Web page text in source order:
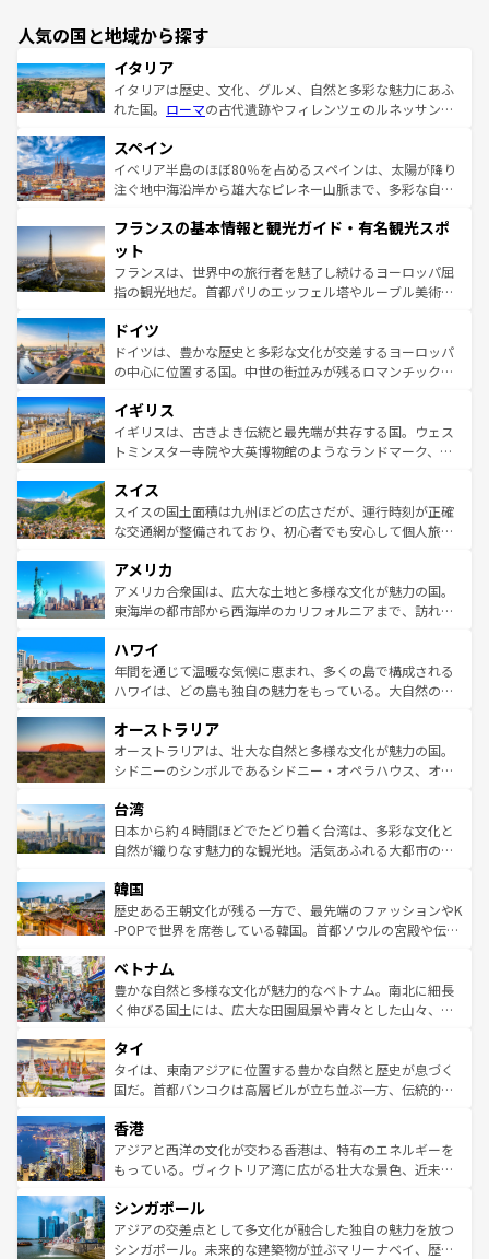
人気の国と地域から探す
イタリア
イタリアは歴史、文化、グルメ、自然と多彩な魅力にあふ
れた国。 ローマの古代遺跡やフィレンツェのルネッサンス
ろん、トスカーナの美しい田園風景やアマルフィ海岸の絶
景など、自然景観も見逃せない。観光の合間には、本場の
ピザやパスタなど、絶品のイタリア料理を堪能することも
ませてくれるイタリアで、忘れられない旅をしてみよう！
なお、新着のイタリア情報は
しい。
スペイン
イベリア半島のほぼ80％を占めるスペインは、太陽が降り
注ぐ地中海沿岸から雄大なピレネー山脈まで、多彩な自然
文化が根付くこの国では、情熱的なフラメンコ、熱気あふ
れる闘牛、そして美味しいタパスが生活の一部となってい
る。首都マドリードの洗練された雰囲気や、バルセロナの
アートに溢れた街角から、地方では古代ローマ遺跡や中世
せる。地方によって風土や気候が異なるスペインはその個
性で訪れる人を魅了する。 なお、新着のスペイン情報は コ
ンテンツ一覧を参照してほしい。
フランスの基本情報と観光ガイド・有名観光スポ
ット
フランスは、世界中の旅行者を魅了し続けるヨーロッパ屈
指の観光地だ。首都パリのエッフェル塔やルーブル美術館
で、幅広い魅力が詰まっている。華麗な宮殿、歴史的な大
聖堂、美しいビーチ、そして豊かな自然が、訪れる者を心
から魅了する。また、フランスは美食の国としても知ら
いる。シャンパンの発祥地であるランス、プロヴァンスの
香り高いラベンダー畑など、多彩な楽しみ方が可能だ。さ
らに、パリ以外の地域にも魅力が溢れており、どの街角に
れる地方に足を運ぶとそれぞれで全く異なる文化を体験で
きるだろう。 なお、新着のフランス情報はコンテンツ一覧
を参照してほしい。
ドイツ
ドイツは、豊かな歴史と多彩な文化が交差するヨーロッパ
の中心に位置する国。中世の街並みが残るロマンチック街
顔を持つこの国は、どこを歩いても飽きることがない。ベ
ルリンの文化的活気、バイエルン州のアルプスの絶景、そ
してライン川沿いのワイン畑といった風景は必見。ビール
は、お酒好きな人にはぜひ体験してほしい。 なお、新着の
ドイツ情報はコンテンツ一覧を参照してほしい。
イギリス
イギリスは、古きよき伝統と最先端が共存する国。ウェス
トミンスター寺院や大英博物館のようなランドマーク、歴
リアごとに異なる魅力がある。また、優雅なアフタヌーン
ティー、ビール好きにはたまらない英国パブ、サッカー観
戦など、本場だからこそできる体験も豊富。イギリスを旅
ンツ一覧を参照してほしい。
スイス
スイスの国土面積は九州ほどの広さだが、運行時刻が正確
な交通網が整備されており、初心者でも安心して個人旅行
の建物がそのまま残る町や、スイスならではのユニークな
博物館もあり、アルプス観光だけでなく町歩きも満喫する
ことができる。国民の所得が高いため物価も高いが、旅行
ば市内交通費無料で観光を楽しむこともできる。 なお、新
着のスイス情報はコンテンツ一覧 を参照してほしい。
アメリカ
アメリカ合衆国は、広大な土地と多様な文化が魅力の国。
東海岸の都市部から西海岸のカリフォルニアまで、訪れる
のような巨大都市は、観光、ショッピング、エンターテイ
ンメントが詰まった刺激的なスポットだ。一方、アメリカ
西部には大自然が広がり、グランドキャニオンやイエロー
部のニューオーリンズでは、音楽と美食が融合した独特の
文化が魅力。旅行者はアメリカの各地域で異なる魅力を楽
しみながら、その多様性と豊かな歴史を感じることができ
ならではの贅沢な旅のスタイルだ。 なお、新着のアメリカ
情報はコンテンツ一覧を参照してほしい。
ハワイ
年間を通じて温暖な気候に恵まれ、多くの島で構成される
ハワイは、どの島も独自の魅力をもっている。大自然の神
ワイ島は見逃せない。また、定番の観光地といえばオアフ
島だが、静かな自然を求めるならマウイ島やカウアイ島が
おすすめ。エメラルドグリーンに輝く海をはじめ、豊かな
れるおもてなしの心で訪れる人々を迎えてくれるハワイの
人々、おいしいローカルフードやハワイアンミュージッ
ク、伝統的なフラダンスなど、すべてがハワイの魅力を彩
ワイを、存分に味わってほしい。 なお、新着のハワイ情報
はコンテンツ一覧を参照してほしい。
オーストラリア
オーストラリアは、壮大な自然と多様な文化が魅力の国。
シドニーのシンボルであるシドニー・オペラハウス、オー
リアリーフや大陸中央部にそびえるウルル（エアーズロッ
ク）、タスマニアの美しい原生林やケアンズの熱帯雨林な
ど、見どころがたくさん。また、カフェやワイン、オージ
いる。アクティビティも充実しており、サーフィンやダイ
ビング、ハイキングなど、アウトドア好きにはたまらな
い。オーストラリアの多彩な魅力を存分に味わいつくそ
参照してほしい。
台湾
日本から約４時間ほどでたどり着く台湾は、多彩な文化と
自然が織りなす魅力的な観光地。活気あふれる大都市の台
ン）、静ひつな山岳地帯である台湾東部など、都市の喧騒
と山間の静けさが共存しており、訪れる人に新しい発見と
驚きをもたらしてくれる。また、奥深い台湾の食文化も魅
容にもいいと評判のスイーツなど、バラエティ豊かな料理
が味わえる。 なお、新着の台湾情報は コンテンツ一覧を参
照してほしい。
韓国
歴史ある王朝文化が残る一方で、最先端のファッションやK
-POPで世界を席巻している韓国。首都ソウルの宮殿や伝統
き、地方に足を延ばせば四季折々の自然美を楽しむことが
できる。そして、キムチや焼肉、絶品のストリートフード
まで、さまざまな韓国料理が待っている。夜には、韓国な
リティに包まれながら、韓国の多彩な魅力を心ゆくまで味
わってみてほしい。 なお、新着の韓国情報はコンテンツ一
覧を参照してほしい。
ベトナム
豊かな自然と多様な文化が魅力的なベトナム。南北に細長
く伸びる国土には、広大な田園風景や青々とした山々、世
急速な発展と共に伝統が息づく。ハノイの古い町並みやホ
ーチミン市のフランス統治時代の建物も、独特の雰囲気を
醸し出している。また、バラエティの豊かさとおいしさで
とつ。フォーやバインミー、ベトナムコーヒーなどは、ぜ
ひ現地で味わいたい。どの地域を訪れてもあたたかい人々
が旅行者を迎えてくれるので、きっと忘れられない旅にな
参照してほしい。
タイ
タイは、東南アジアに位置する豊かな自然と歴史が息づく
国だ。首都バンコクは高層ビルが立ち並ぶ一方、伝統的な
の活気が交差している。北部ではチェンマイなどの山岳地
帯で自然と触れ合い、南部ではプーケットやクラビの美し
いビーチでリゾート気分を楽しむことができる。タイ料理
激する。気候は一年中温暖で、どの季節にも異なる楽しみ
が待っている。親しみやすいタイの人々、仏教を中心とし
た文化、そして多様な観光資源が、訪れる旅人を魅了し続
香港
アジアと西洋の文化が交わる香港は、特有のエネルギーを
もっている。ヴィクトリア湾に広がる壮大な景色、近未来
み、どこを訪れても感動するはず。観光スポットが密集し
ており、効率よく見どころを回れるのも魅力。息をのむよ
うな絶景から文化的な体験まで、香港を存分に楽しみ尽く
シンガポール
アジアの交差点として多文化が融合した独自の魅力を放つ
シンガポール。未来的な建築物が並ぶマリーナベイ、歴史